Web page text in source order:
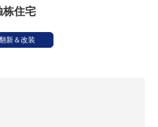
栋住宅
新＆改装